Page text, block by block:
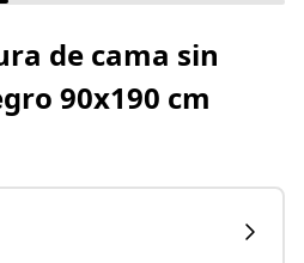
de cama sin
90x190 cm